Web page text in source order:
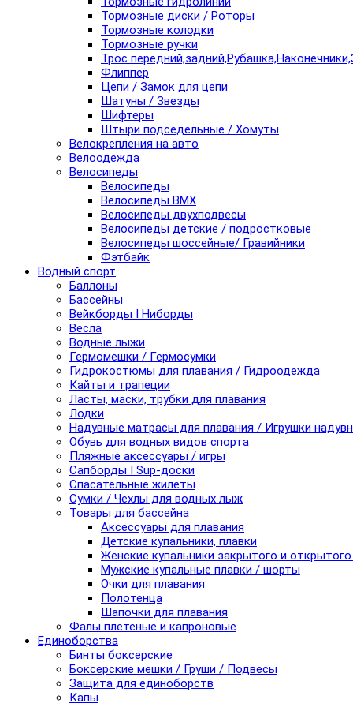
Тормозные диски / Роторы
Тормозные колодки
Тормозные ручки
Трос
Флиппер
Цепи / Замок для цепи
Шатуны / Звезды
Шифтеры
Штыри подседельные / Хомуты
Велокрепления на авто
Велоодежда
Велосипеды
Велосипеды
Велосипеды BMX
Велосипеды двухподвесы
Велосипеды детские / подростковые
Велосипеды шоссейные/ Гравийники
Фэтбайк
Водный спорт
Баллоны
Бассейны
Вейкборды I Ниборды
Вёсла
Водные лыжи
Гермомешки / Гермосумки
Гидрокостюмы для плавания / Гидроодежда
Кайты и трапеции
Ласты, маски, трубки для плавания
Лодки
Надувные матрасы для плавания / Игрушки
Обувь для водных видов спорта
Пляжные аксессуары / игры
Сапборды I Sup-доски
Спасательные жилеты
Сумки / Чехлы для водных лыж
Товары для бассейна
Аксессуары для плавания
Детские купальники, плавки
Женские купальники закрытого и
Мужские купальные плавки / шорты
Очки для плавания
Полотенца
Шапочки для плавания
Фалы плетеные и капроновые
Единоборства
Бинты боксерские
Боксерские мешки / Груши / Подвесы
Защита для единоборств
Капы